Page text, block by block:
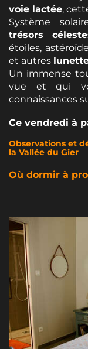
voie lactée,
Système
trésors
étoiles,
et autres
Un immense
vue et qui
connaissances
Ce vendredi à
Observations et
la Vallée du Gier
Où dormir à